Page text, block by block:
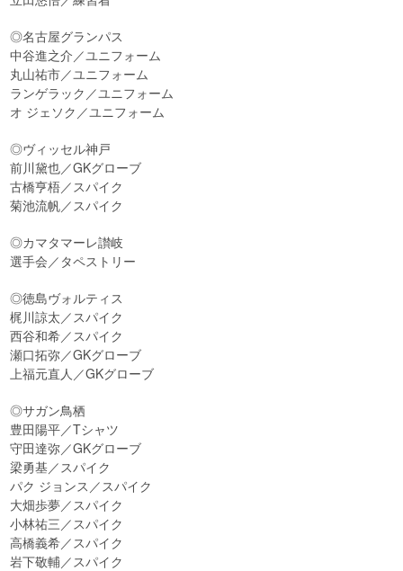
◎名古屋グランパス
中谷進之介／ユニフォーム
丸山祐市／ユニフォーム
ランゲラック／ユニフォーム
オ ジェソク／ユニフォーム
◎ヴィッセル神戸
前川黛也／GKグローブ
古橋亨梧／スパイク
菊池流帆／スパイク
◎カマタマーレ讃岐
選手会／タペストリー
◎徳島ヴォルティス
梶川諒太／スパイク
西谷和希／スパイク
瀬口拓弥／GKグローブ
上福元直人／GKグローブ
◎サガン鳥栖
豊田陽平／Tシャツ
守田達弥／GKグローブ
梁勇基／スパイク
パク ジョンス／スパイク
大畑歩夢／スパイク
小林祐三／スパイク
高橋義希／スパイク
岩下敬輔／スパイク